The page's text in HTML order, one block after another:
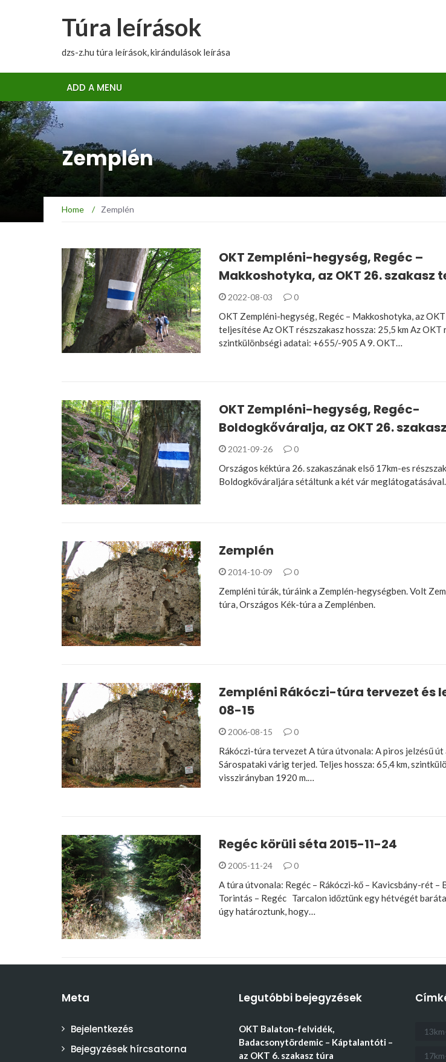
Túra leírások
dzs-z.hu túra leírások, kirándulások leírása
ADD A MENU
Zemplén
Home / Zemplén
OKT Zempléni-hegység, Regéc –
Makkoshotyka, az OKT 26. szakasz
2022-08-03 0
OKT Zempléni-hegység, Regéc – Makkoshotyka, az
teljesítése Az OKT részszakasz hossza: 25,5 km Az OKT
szintkülönbségi adatai: +655/-905 A 9. OKT…
OKT Zempléni-hegység, Regéc-
Boldogkőváralja, az OKT 26.
2021-09-26 0
Országos kéktúra 26. szakaszának első 17km-es
Boldogkőváraljára sétáltunk a két vár meglátogatásával.
Zemplén
2014-10-09 0
Zempléni túrák, túráink a Zemplén-hegységben. Volt
túra, Országos Kék-túra a Zemplénben.
Zempléni Rákóczi-túra tervezet és
08-15
2006-08-15 0
Rákóczi-túra tervezet A túra útvonala: A piros jelzésű
Sárospataki várig terjed. Teljes hossza: 65,4 km,
visszirányban 1920 m.…
Regéc körüli séta 2015-11-24
2005-11-24 0
A túra útvonala: Regéc – Rákóczi-kő – Kavicsbány-rét –
Torintás – Regéc Tarcalon időztünk egy hétvégét
úgy határoztunk, hogy…
Meta
Bejelentkezés
Bejegyzések hírcsatorna
Legutóbbi bejegyzések
OKT Balaton-felvidék,
Badacsonytördemic – Káptalantóti –
az OKT 6. szakasz túra